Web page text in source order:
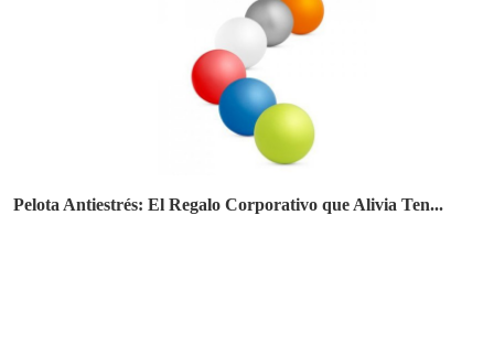
Pelota Antiestrés: El Regalo Corporativo que Alivia Ten...